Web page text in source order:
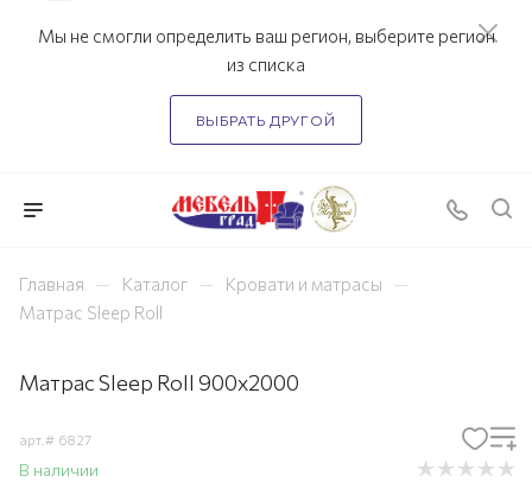
Мы не смогли определить ваш регион, выберите регион
из списка
ВЫБРАТЬ ДРУГОЙ
Главная — Каталог — Кровати и матрасы —
Матрас Sleep Roll
Матрас Sleep Roll 900х2000
арт.# 6827
В наличии